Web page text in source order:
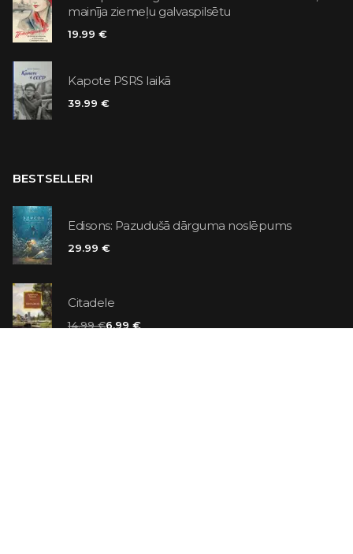
mainīja ziemeļu galvaspilsētu
19.99 €
Kapote PSRS laikā
39.99 €
BESTSELLERI
Edisons: Pazudušā dārguma noslēpums
29.99 €
Citadele
14.99 €6.99 €